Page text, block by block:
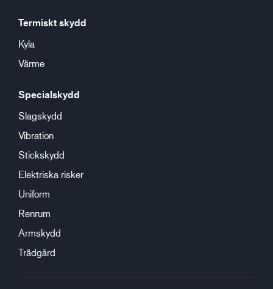
Termiskt skydd
Kyla
Värme
Specialskydd
Slagskydd
Vibration
Stickskydd
Elektriska risker
Uniform
Renrum
Armskydd
Trädgård